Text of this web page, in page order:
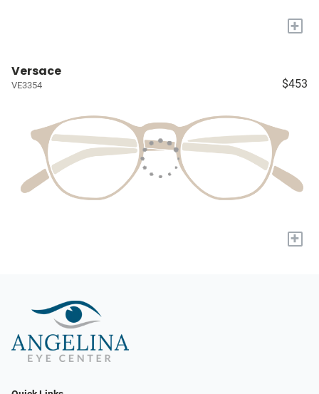
+
Versace
VE3354 $453
+